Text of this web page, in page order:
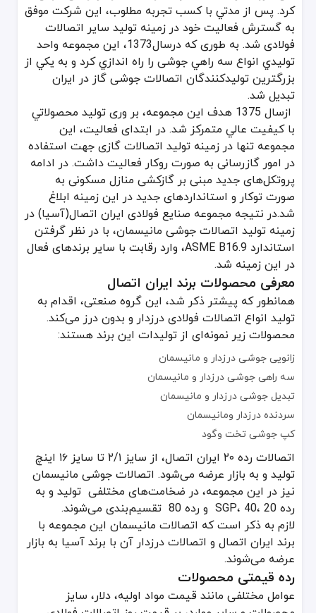
فروشگاهلوله و اتصالاتفولادین، به عنوان عرضه کننده انواع
کرد. پس از مدتي با كسب تجربه مطلوب، این شرکت موفق
به گسترش فعاليت خود در زمینه تولید سایر اتصالات
فولادی شد. به طوری که درسال1373، این مجموعه واحد
توليدي انواع سه راهي جوشی را راه اندازي کرد و به يكي از
بزرگترين توليدكنندگان اتصالات جوشی گاز در ایران
تبدیل شد.
ازسال 1375 هدف این مجموعه، بر وری توليد محصولاتي
با كيفيت عالي متمركز شد. در ابتدای فعالیت، این
مجموعه تنها در زمینه تولید اتصالات گازی جهت استفاده
در امور گازرسانی به صورت روکار فعالیت داشت. در ادامه
پروتکل‌های جدید مبنی بر گازکشی منازل مسکونی به
صورت توکار و استانداردهای جدید در این زمینه ابلاغ
شد.در نتیجه مجموعه صنایع فولادی ایران اتصال(آسیا) در
زمینه تولید اتصالات جوشی مانیسمان، با در نظر گرفتن
استاندارد ASME B16.9، وارد رقابت با سایر برندهای فعال
در این زمینه شد.
معرفی محصولات برند ایران اتصال
همانطور که پیشتر ذکر شد، این گروه صنعتی، اقدام به
تولید انواع اتصالات فولادی درزدار و بدون درز می‌کند.
محصولات زیر نمونه‌ای از تولیدات این برند هستند:
زانویی جوشی درزدار و مانیسمان
سه راهی جوشی درزدار و مانیسمان
تبدیل جوشی درزدار و مانیسمان
سردنده درزدار ومانیسمان
کپ جوشی تخت وگود
اتصالات رده ۲۰ ایران اتصال، از سایز ۲/۱ تا سایز ۱۶ اینچ
تولید و به بازار عرضه می‌شود. اتصالات جوشی مانیسمان
نیز در این مجموعه، در ضخامت‌های مختلفی تولید و به
رده 20 ،40 ،SGP و رده 80 تقسیم‌بندی می‌شوند.
لازم به ذکر است که اتصالات مانیسمان این مجموعه با
برند ایران اتصال و اتصالات درزدار آن با برند آسیا به بازار
عرضه می‌شوند.
رده قیمتی محصولات
عوامل مختلفی مانند قیمت مواد اولیه، دلار، سایز